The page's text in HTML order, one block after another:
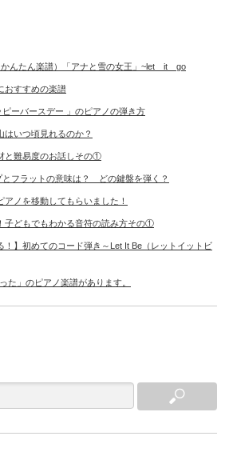
かんたん楽譜）「アナと雪の女王」~let it go
おすすめの楽譜
ーバースデー 」のピアノの弾き方
はいつ頃見れるのか？
と難易度のお話しその①
フラットの意味は？ どの鍵盤を弾く？
ノを移動してもらいました！
子どもでもわかる音符の読み方その①
！】初めてのコード弾き～Let It Be（レットイットビ
た」のピアノ楽譜があります。